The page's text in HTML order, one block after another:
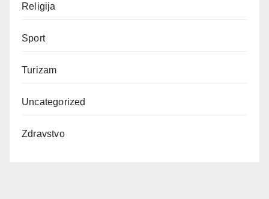
Religija
Sport
Turizam
Uncategorized
Zdravstvo